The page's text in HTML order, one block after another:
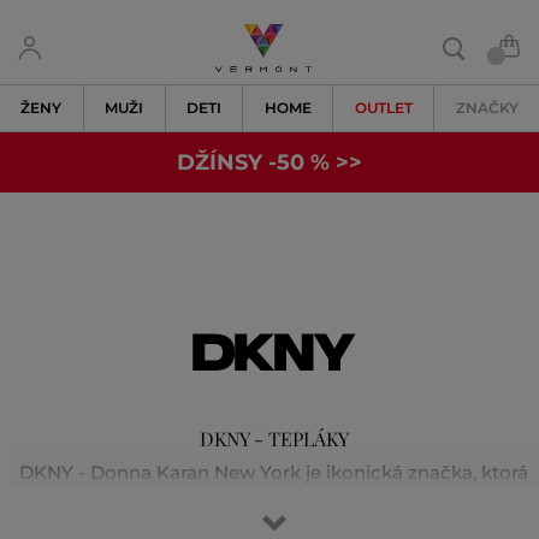
ŽENY MUŽI DETI HOME OUTLET ZNAČKY
DŽÍNSY -50 % >>
DKNY - TEPLÁKY
DKNY - Donna Karan New York je ikonická značka, ktorá